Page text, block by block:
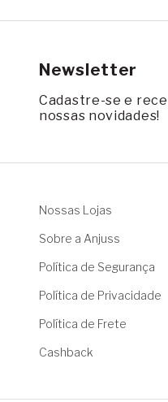
Newsletter
Cadastre-se e
nossas novidades!
Nossas Lojas
Sobre a Anjuss
Política de Segurança
Política de Privacidade
Política de Frete
Cashback